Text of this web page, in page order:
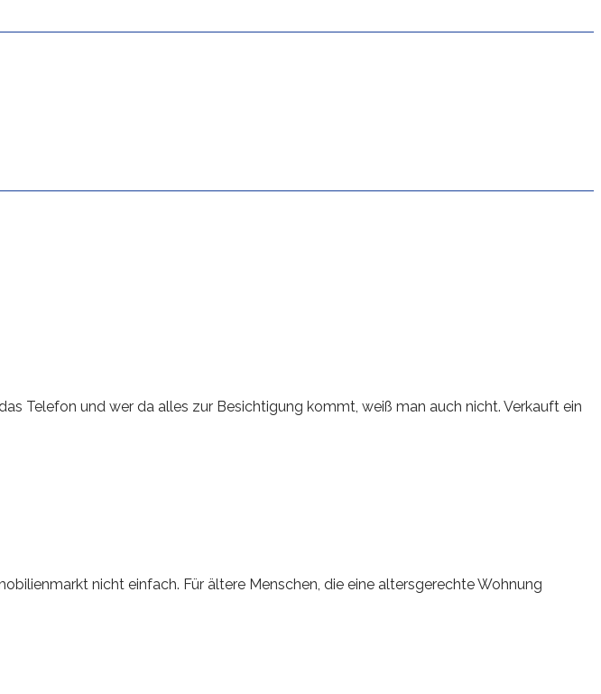
Telefon und wer da alles zur Besichtigung kommt, weiß man auch nicht. Verkauft ein
nicht einfach. Für ältere Menschen, die eine altersgerechte Wohnung